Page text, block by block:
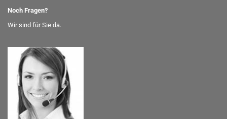
Noch Fragen?
Wir sind für Sie da.